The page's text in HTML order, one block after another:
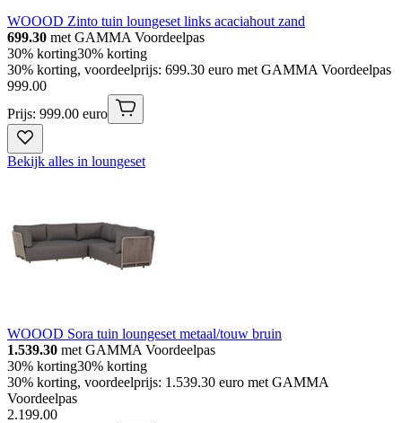
WOOOD Zinto tuin loungeset links acaciahout zand
699.30 met GAMMA Voordeelpas
30% korting30% korting
30% korting, voordeelprijs: 699.30 euro met GAMMA Voordeelpas
999.00
Prijs: 999.00 euro
Bekijk alles in loungeset
WOOOD Sora tuin loungeset metaal/touw bruin
1.539.30 met GAMMA Voordeelpas
30% korting30% korting
30% korting, voordeelprijs: 1.539.30 euro met GAMMA
Voordeelpas
2.199.00